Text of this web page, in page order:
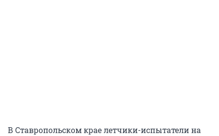
В Ставропольском крае летчики-испытатели на